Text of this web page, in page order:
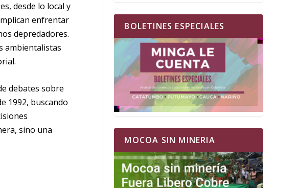
desde lo local y
enfrentar
depredadores.
ambientalistas
debates sobre
1992, buscando
sino una
BOLETINES ESPECIALES
MOCOA SIN MINERIA